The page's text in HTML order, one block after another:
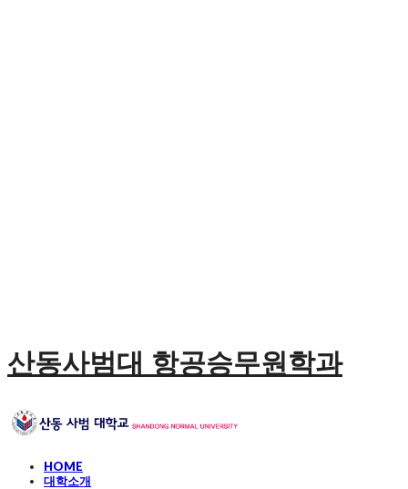
산동사범대 항공승무원학과
HOME
대학소개